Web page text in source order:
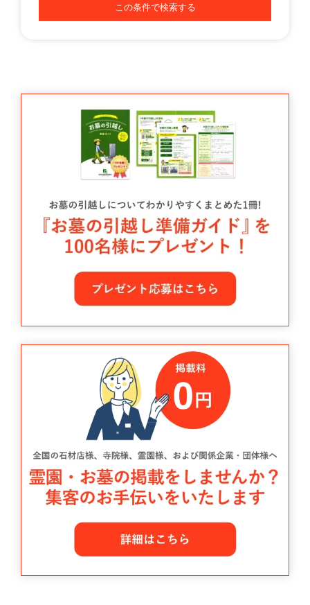
この条件で検索する